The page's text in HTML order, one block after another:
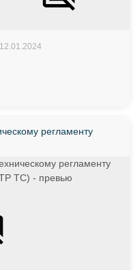
12.01.2024
регламенту